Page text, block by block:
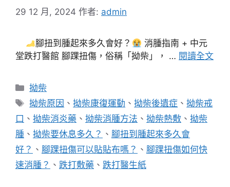
29 12 月, 2024 作者: admin
腳扭到腫起來多久會好？
消腫指南 + 中元
堂跌打醫館 腳踝扭傷，俗稱「拗柴」， … 閱讀全文
分
類
拗柴
標
籤
拗柴原因 、拗柴康復運動 、拗柴後遺症 、拗柴戒
口 、 拗柴消炎藥 、 拗柴消腫方法 、 拗柴熱敷 、 拗柴
腫 、 拗柴要休息多久？ 、 腳扭到腫起來多久會
好？ 、 腳踝扭傷可以貼貼布嗎？ 、 腳踝扭傷如何快
速消腫？ 、 跌打敷藥 、 跌打醫生紙